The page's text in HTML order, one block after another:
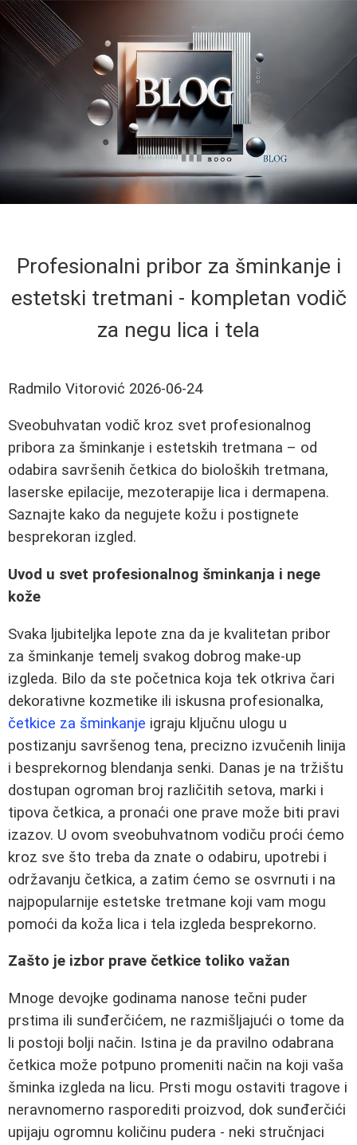
Profesionalni pribor za šminkanje i
estetski tretmani - kompletan vodič
za negu lica i tela
Radmilo Vitorović 2026-06-24
Sveobuhvatan vodič kroz svet profesionalnog
pribora za šminkanje i estetskih tretmana – od
odabira savršenih četkica do bioloških tretmana,
laserske epilacije, mezoterapije lica i dermapena.
Saznajte kako da negujete kožu i postignete
besprekoran izgled.
Uvod u svet profesionalnog šminkanja i nege
kože
Svaka ljubiteljka lepote zna da je kvalitetan pribor
za šminkanje temelj svakog dobrog make-up
izgleda. Bilo da ste početnica koja tek otkriva čari
dekorativne kozmetike ili iskusna profesionalka,
četkice za šminkanje igraju ključnu ulogu u
postizanju savršenog tena, precizno izvučenih linija
i besprekornog blendanja senki. Danas je na tržištu
dostupan ogroman broj različitih setova, marki i
tipova četkica, a pronaći one prave može biti pravi
izazov. U ovom sveobuhvatnom vodiču proći ćemo
kroz sve što treba da znate o odabiru, upotrebi i
održavanju četkica, a zatim ćemo se osvrnuti i na
najpopularnije estetske tretmane koji vam mogu
pomoći da koža lica i tela izgleda besprekorno.
Zašto je izbor prave četkice toliko važan
Mnoge devojke godinama nanose tečni puder
prstima ili sunđerčićem, ne razmišljajući o tome da
li postoji bolji način. Istina je da pravilno odabrana
četkica može potpuno promeniti način na koji vaša
šminka izgleda na licu. Prsti mogu ostaviti tragove i
neravnomerno rasporediti proizvod, dok sunđerčići
upijaju ogromnu količinu pudera - neki stručnjaci